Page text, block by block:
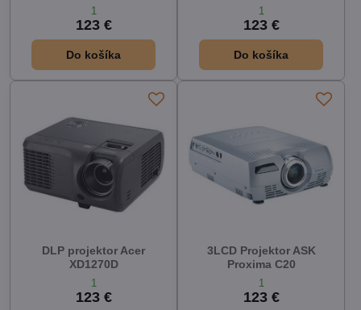
1
123 €
Do košíka
1
123 €
Do košíka
DLP projektor Acer
XD1270D
1
123 €
3LCD Projektor ASK
Proxima C20
1
123 €